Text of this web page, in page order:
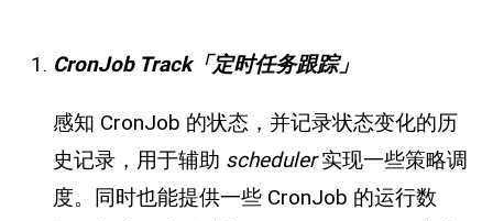
CronJob Track「定时任务跟踪」
感知 CronJob 的状态，并记录状态变化的历
史记录，用于辅助 scheduler实现一些策略调
度。同时也能提供一些 CronJob 的运行数